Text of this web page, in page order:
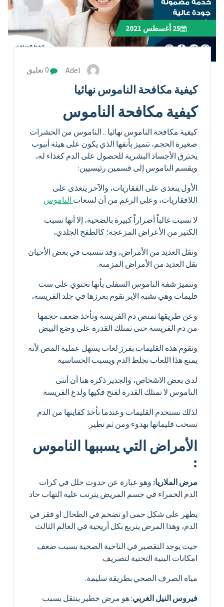
25أغسطس 2021
Adel 0 تعليق
كيفية مكافحة الناموس نهائيا
كيفية مكافحة الناموس
كيفية مكافحة الناموس نهائيا .. الناموس من الحشرات
صغيرة الحجم، تتميز بأنفها الذي يكون على هيئة أنبوب
يخترق الأجساد البشرية للحصول على الدم كغذاء له،
ويقسم الناموس إلى قسمين رئيسيين:
الأول يتغذى على الفقاريات، والآخر يتغذى على
اللافقاريات، وعلى الرغم من أن لسعاتالناموس
لا تسبب غالباً أضراراً كبيرة بالضحية، إلا أنها تسبب
الكثير من الأعراض المزعجة؛ كالطفح الجلدي،
ونقل العديد من الأمراض، وقد تتسبب في بعض الأحيان
نقل العديد من الأمراض المزمنة.
وتتميز شفة الناموس السفلى بأنها تحتوي على ست
قليمات وهي تشبه الإبر تقوم بغرزها في جلد الفريسة،
وعن طريقها تمتص دم الفريسة وتأخذ ضعف حجمها
من دم الفريسة حتى تمتلك القدرة على وضع البيض
وتقوم هذه القليمات بفرز لعاب يسهل عملية المص لأنه
يمنع هذا اللعاب تجلط الدم ويسبب الحساسية
لدى بعض الاشخاص، والجدير ذكره هنا أن أنثى
الناموس لا تمتلك القدرة لفتح فكيها ولدغ الفريسة
لذلك تستخدم القليمات وعندما تأخذ كفايتها من الدم
تسحب قليماتها بهدوء ومن ثم تطير.
الأمراض التي يسببها الناموس
مرض الملاريا:وهو عبارة عن حدوث خلل في كرات
الدم الحمراء في جسم المريض يترتب عليه التهاب حاد
يظهر على شكل حمى او تضخم في الطحال او فقر في
الدم، وهذا المرض يتربع بكل أريحية في العالم الثالث
حيث يوجد التقصير في الناحية الصحية بسبب ضعف
امكانات البنية التحتية لتصريف
مياه الصرف الصحي بطريقة سليمة.
فيروس النيل الغربي: هو مرض خطير ينتقل بسبب